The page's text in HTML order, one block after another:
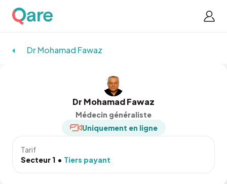
Dr Mohamad Fawaz
Dr Mohamad Fawaz
Médecin généraliste
Uniquement en ligne
Tarif
Secteur 1
Tiers payant